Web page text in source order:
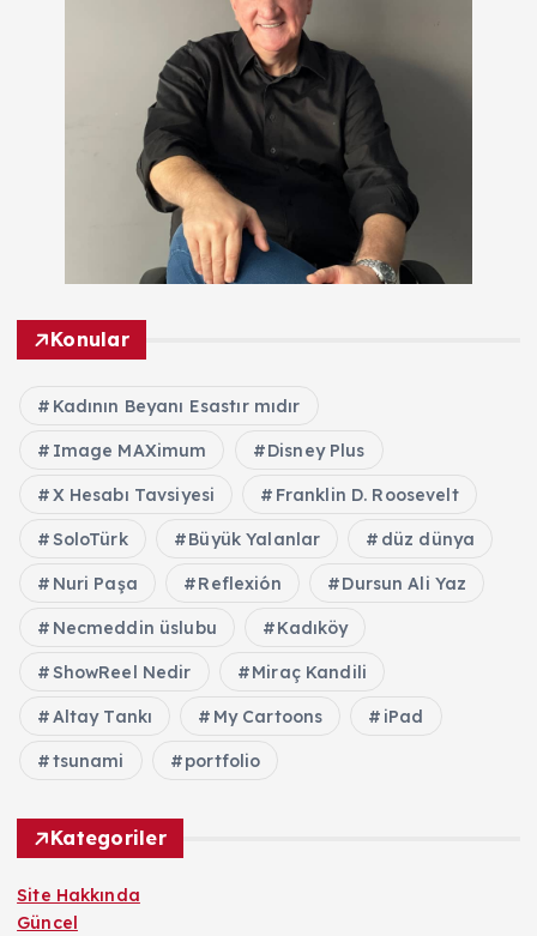
Konular
Kadının Beyanı Esastır mıdır
Image MAXimum Disney Plus
X Hesabı Tavsiyesi Franklin D. Roosevelt
SoloTürk Büyük Yalanlar düz dünya
Nuri Paşa Reflexión Dursun Ali Yaz
Necmeddin üslubu Kadıköy
ShowReel Nedir Miraç Kandili
Altay Tankı My Cartoons iPad
tsunami portfolio
Kategoriler
Site Hakkında
Güncel